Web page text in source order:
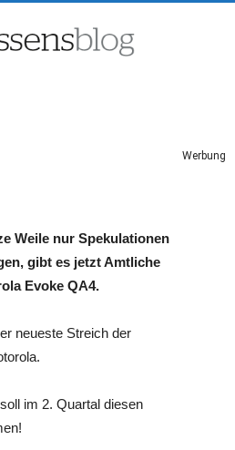
Werbung
Weile nur Spekulationen
gibt es jetzt Amtliche
Evoke QA4.
neueste Streich der
im 2. Quartal diesen